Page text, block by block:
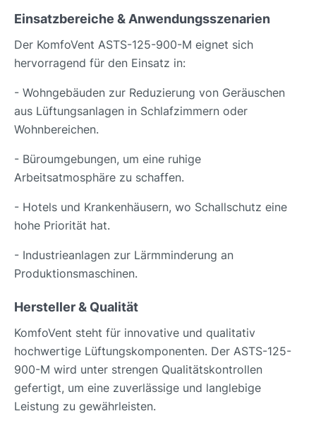
Einsatzbereiche & Anwendungsszenarien
Der KomfoVent ASTS-125-900-M eignet sich
hervorragend für den Einsatz in:
- Wohngebäuden zur Reduzierung von Geräuschen
aus Lüftungsanlagen in Schlafzimmern oder
Wohnbereichen.
- Büroumgebungen, um eine ruhige
Arbeitsatmosphäre zu schaffen.
- Hotels und Krankenhäusern, wo Schallschutz eine
hohe Priorität hat.
- Industrieanlagen zur Lärmminderung an
Produktionsmaschinen.
Hersteller & Qualität
KomfoVent steht für innovative und qualitativ
hochwertige Lüftungskomponenten. Der ASTS-125-
900-M wird unter strengen Qualitätskontrollen
gefertigt, um eine zuverlässige und langlebige
Leistung zu gewährleisten.